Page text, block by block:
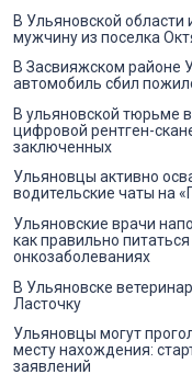
В Ульяновской области
мужчину из поселка
В Засвияжском районе
автомобиль сбил
В ульяновской тюрьме
цифровой рентген-
заключенных
Ульяновцы активно
водительские чаты на
Ульяновские врачи
как правильно
онкозаболеваниях
В Ульяновске
Ласточку
Ульяновцы могут
месту нахождения:
заявлений